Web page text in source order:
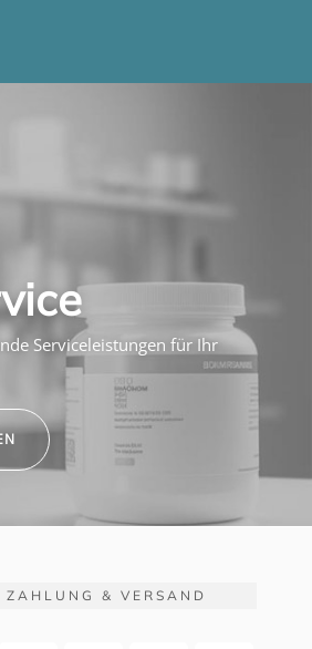
Serviceleistungen für Ihr
ZAHLUNG & VERSAND